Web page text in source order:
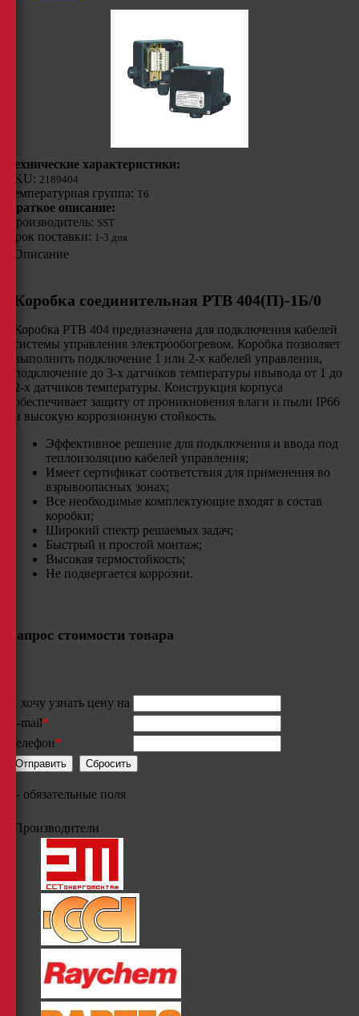
Технические характеристики:
SKU: 2189404
Температурная группа: Т6
Краткое описание:
Производитель: SST
Срок поставки: 1-3 дня
Описание
Коробка соединительная РТВ 404(П)-1Б/0
Коробка РТВ 404 предназначена для подключения кабелей
системы управления электрообогревом. Коробка позволяет
выполнить подключение 1 или 2-х кабелей управления,
подключение до 3-х датчиков температуры ивывода от 1 до
2-х датчиков температуры. Конструкция корпуса
обеспечивает защиту от проникновения влаги и пыли IP66
и высокую коррозионную стойкость.
Эффективное решение для подключения и ввода под
теплоизоляцию кабелей управления;
Имеет сертификат соответствия для применения во
взрывоопасных зонах;
Все необходимые комплектующие входят в состав
коробки;
Широкий спектр решаемых задач;
Быстрый и простой монтаж;
Высокая термостойкость;
​Не подвергается коррозии.
Запрос стоимости товара
Я хочу узнать цену на
E-mail*
Телефон*
- обязательные поля
Производители